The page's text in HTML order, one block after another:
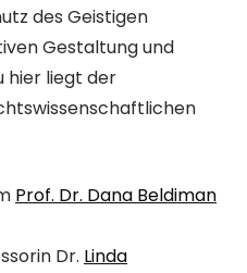
des Geistigen
Gestaltung und
hier liegt der
Prof. Dr. Dana Beldiman
Dr. Linda